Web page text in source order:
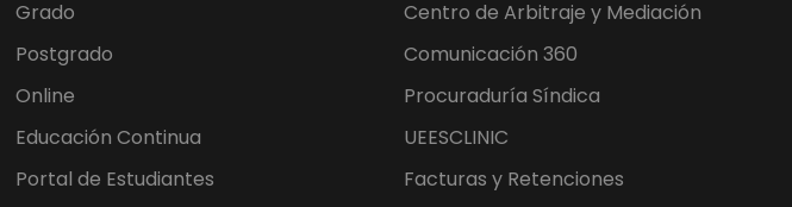
Grado
Postgrado
Online
Educación Continua
Portal de Estudiantes
Centro de Arbitraje y Mediación
Comunicación 360
Procuraduría Síndica
UEESCLINIC
Facturas y Retenciones